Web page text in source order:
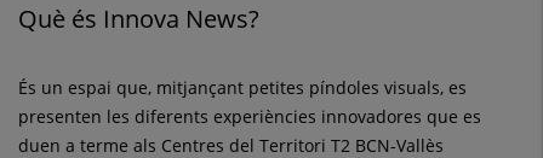
Què és Innova News?
És un espai que, mitjançant petites píndoles visuals, es
presenten les diferents experiències innovadores que es
duen a terme als Centres del Territori T2 BCN-Vallès